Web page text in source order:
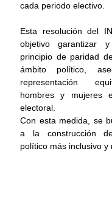
cada periodo electivo.
Esta resolución del
objetivo garantizar
principio de paridad
ámbito político,
representación
hombres y mujeres
electoral.
Con esta medida, se
a la construcción
político más inclusivo y